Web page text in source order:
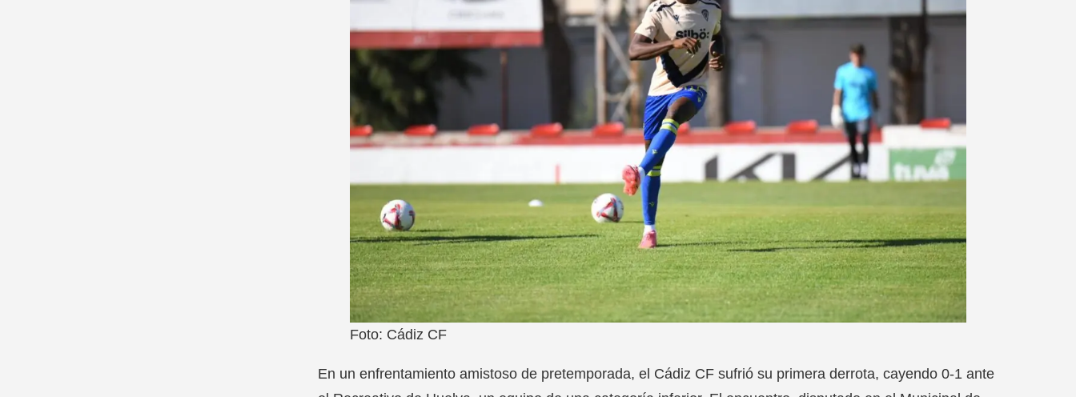
Foto: Cádiz CF
En un enfrentamiento amistoso de pretemporada, el Cádiz CF sufrió su primera derrota, cayendo 0-1 ante